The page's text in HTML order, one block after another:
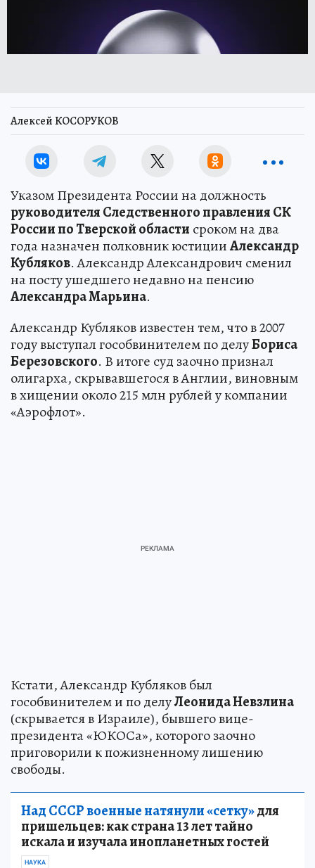
Алексей КОСОРУКОВ
Указом Президента России на должность
руководителя Следственного правления СК
России по Тверской области сроком на два
года назначен полковник юстицииАлександр
Кубляков. Александр Александрович сменил
на посту ушедшего недавно на пенсию
Александра Марьина.
Александр Кубляков известен тем, что в 2007
году выступал гособвинителем по делуБориса
Березовского. В итоге суд заочно признал
олигарха, скрывавшегося в Англии, виновным
в хищении около 215 млн рублей у компании
«Аэрофлот».
Кстати, Александр Кубляков был
гособвинителем и по делуЛеонида Невзлина
(скрывается в Израиле), бывшего вице-
президента «ЮКОСа», которого заочно
приговорили к пожизненному лишению
свободы.
Над СССР военные натянули «сетку»для
пришельцев: как страна 13 лет тайно
искала и изучала инопланетных гостей
НАУКА